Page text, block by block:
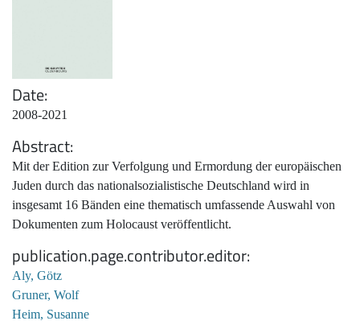
Date
2008-2021
Abstract
Mit der Edition zur Verfolgung und Ermordung der europäischen
Juden durch das nationalsozialistische Deutschland wird in
insgesamt 16 Bänden eine thematisch umfassende Auswahl von
Dokumenten zum Holocaust veröffentlicht.
publication.page.contributor.editor
Aly, Götz
Gruner, Wolf
Heim, Susanne